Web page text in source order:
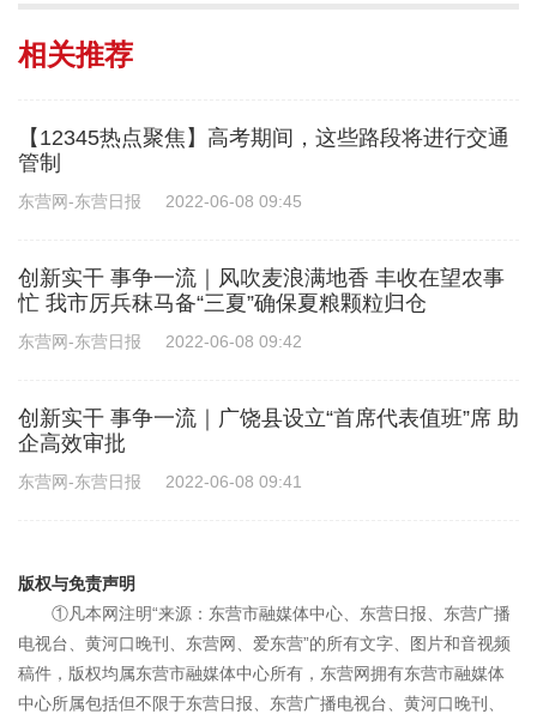
相关推荐
【12345热点聚焦】高考期间，这些路段将进行交通
管制
东营网-东营日报 2022-06-08 09:45
创新实干 事争一流｜风吹麦浪满地香 丰收在望农事
忙 我市厉兵秣马备“三夏”确保夏粮颗粒归仓
东营网-东营日报 2022-06-08 09:42
创新实干 事争一流｜广饶县设立“首席代表值班”席 助
企高效审批
东营网-东营日报 2022-06-08 09:41
版权与免责声明
①凡本网注明“来源：东营市融媒体中心、东营日报、东营广播
电视台、黄河口晚刊、东营网、爱东营”的所有文字、图片和音视频
稿件，版权均属东营市融媒体中心所有，东营网拥有东营市融媒体
中心所属包括但不限于东营日报、东营广播电视台、黄河口晚刊、